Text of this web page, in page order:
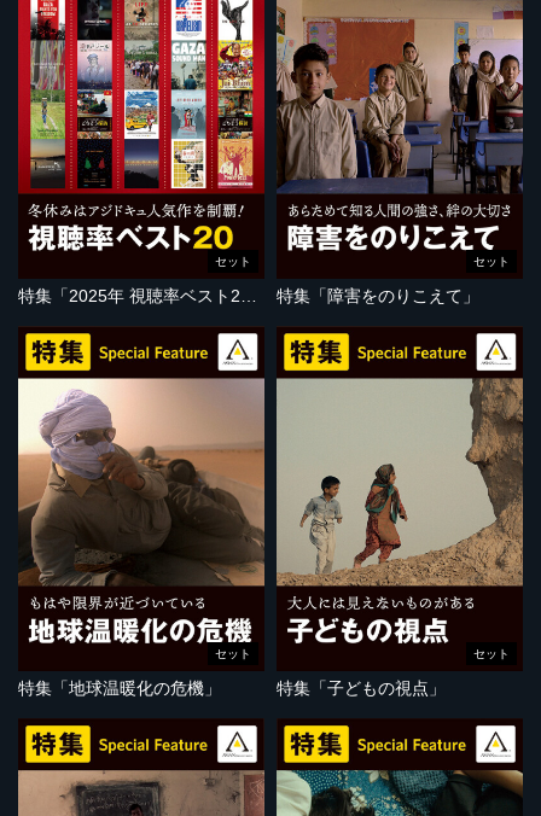
セット セット
特集「障害をのりこえて」
セット
特集「地球温暖化の危機」
セット
特集「子どもの視点」